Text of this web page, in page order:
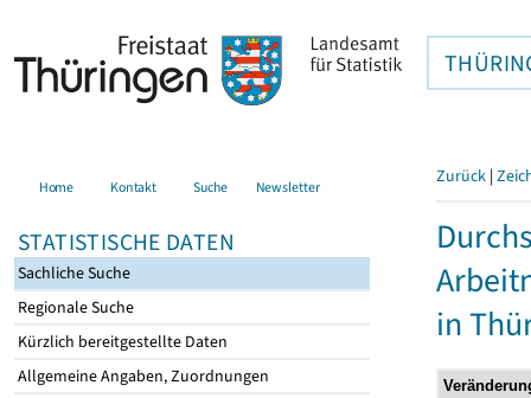
Home Kontakt Suche Newsletter
STATISTISCHE DATEN
Sachliche Suche
Regionale Suche
Kürzlich bereitgestellte Daten
Allgemeine Angaben, Zuordnungen
Zurück |
in